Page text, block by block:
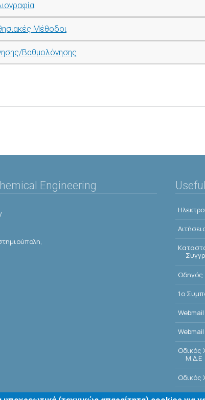
Μέθοδοι
Βαθμολόγησης
Engineering
Οδηγός
1o
Οδικός
Μ.Δ.Ε
Οδικός
E-Class